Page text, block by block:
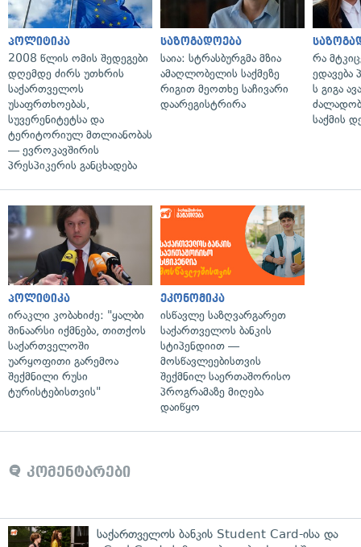
პოლიტიკა
2008 წლის ომის შედეგები
დღემდე ძირს უთხრის
საქართველოს
უსაფრთხოებას,
სუვერენიტეტსა და
ტერიტორიულ მთლიანობას
— ევროკავშირის
პრესპიკერის განცხადება
საზოგადოება
საია: სტრასბურგმა მზია
ამაღლობელის საქმეზე
რიგით მეოთხე საჩივარი
დაარეგისტრირა
რა
ედავება
ს გიგა
საქმის
პოლიტიკა
ირაკლი კობახიძე: "ყალბი
შინაარსი იქმნება, თითქოს
საქართველოში
უარყოფითი გარემოა
შექმნილი რუსი
ტურისტებისთვის"
ეკონომიკა
ისწავლე საზღვარგარეთ
საქართველოს ბანკის
სტიპენდიით —
მოსწავლეებისთვის
შექმნილ საერთაშორისო
პროგრამაზე მიღება
დაიწყო
კომენტარები
საქართველოს ბანკის Student Card-ისა და